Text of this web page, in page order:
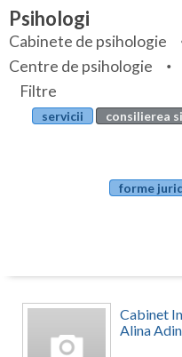
Bihor
Bistrita-Nasaud
Botosani
Calarasi
Specialitati
Servicii
Articole
Evenimente
Psihologi
Cabinete de psihologie
Centre de psihologie
Filtre
servicii
consilierea
forme
Cabinet
Alina